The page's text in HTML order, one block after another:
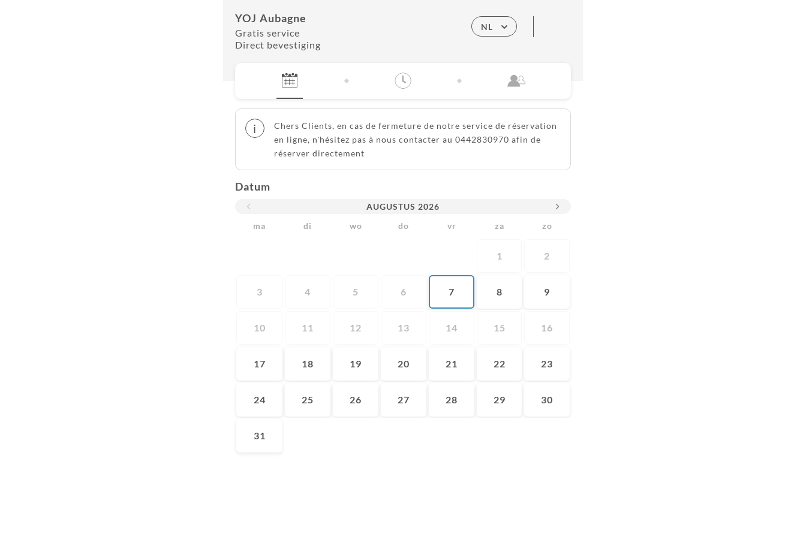
YOJ Aubagne
Gratis service
Direct bevestiging
NL
i
Chers Clients, en cas de fermeture de notre service de réservation
en ligne, n'hésitez pas à nous contacter au 0442830970 afin de
réserver directement
Datum
AUGUSTUS 2026
ma
di wo do vr za zo
1 2
3 4 5 6 7 8 9
10 11 12 13 14 15 16
17 18 19 20 21 22 23
24 25 26 27 28 29 30
31